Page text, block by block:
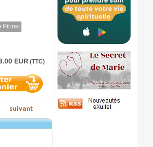
Pibrac
EUR (TTC)